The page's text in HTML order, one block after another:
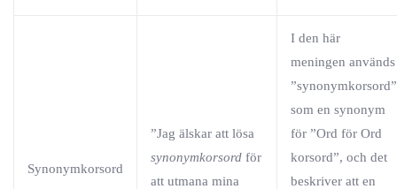
Synonymkorsord
”Jag älskar att lösa
synonymkorsord för
att utmana mina
I den här
meningen används
”synonymkorsord”
som en synonym
för ”Ord för Ord
korsord”, och det
beskriver att en